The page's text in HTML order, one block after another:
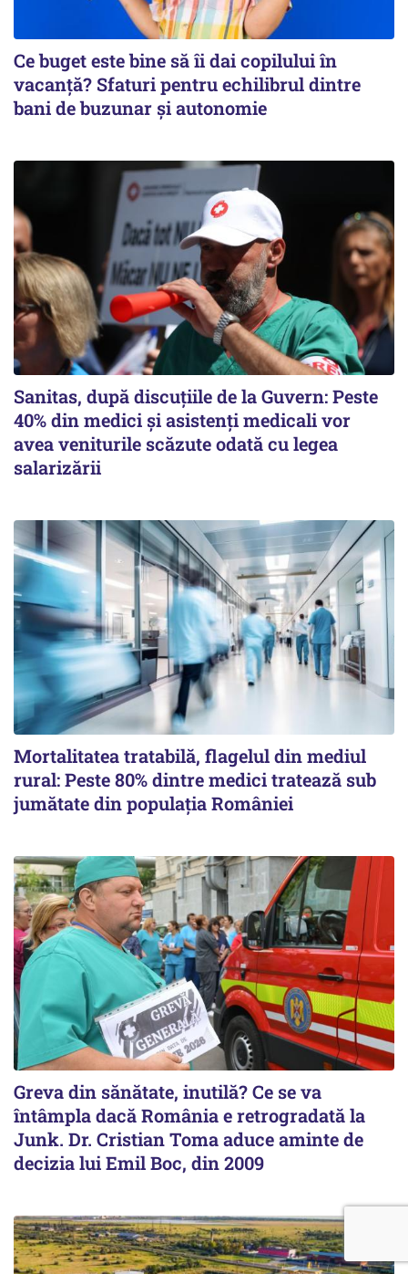
Ce buget este bine să îi dai copilului în
vacanță? Sfaturi pentru echilibrul dintre
bani de buzunar și autonomie
Sanitas, după discuțiile de la Guvern: Peste
40% din medici și asistenți medicali vor
avea veniturile scăzute odată cu legea
salarizării
Mortalitatea tratabilă, flagelul din mediul
rural: Peste 80% dintre medici tratează sub
jumătate din populația României
Greva din sănătate, inutilă? Ce se va
întâmpla dacă România e retrogradată la
Junk. Dr. Cristian Toma aduce aminte de
decizia lui Emil Boc, din 2009